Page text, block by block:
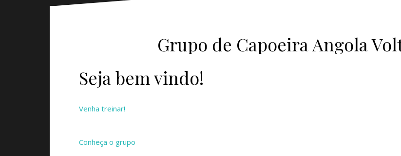
Grupo de Capoeira Angola
Seja bem vindo!
Venha treinar!
Conheça o grupo